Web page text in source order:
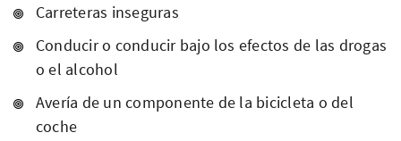
Carreteras inseguras
Conducir o conducir bajo los efectos de las drogas
o el alcohol
Avería de un componente de la bicicleta o del
coche